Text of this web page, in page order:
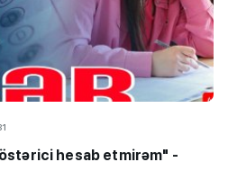
hesab etmirəm" -